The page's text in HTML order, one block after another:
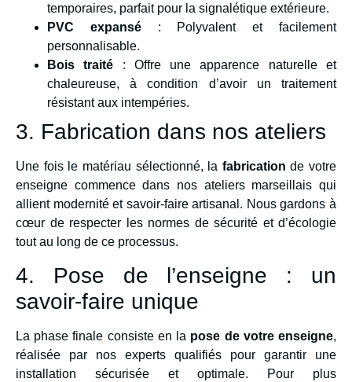
temporaires, parfait pour la signalétique extérieure.
PVC expansé: Polyvalent et facilement
personnalisable.
Bois traité : Offre une apparence naturelle et
chaleureuse, à condition d’avoir un traitement
résistant aux intempéries.
3. Fabrication dans nos ateliers
Une fois le matériau sélectionné, la fabrication de votre
enseigne commence dans nos ateliers marseillais qui
allient modernité et savoir-faire artisanal. Nous gardons à
cœur de respecter les normes de sécurité et d’écologie
tout au long de ce processus.
4. Pose de l’enseigne : un
savoir-faire unique
La phase finale consiste en la pose de votre enseigne,
réalisée par nos experts qualifiés pour garantir une
installation sécurisée et optimale. Pour plus